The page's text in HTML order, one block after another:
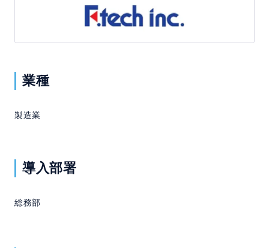
クラウド版検討の方へ
業種
製造業
導入部署
総務部